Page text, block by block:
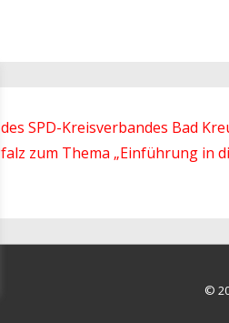
SPD-Kreisverbandes Bad
zum Thema „Einführung in
©